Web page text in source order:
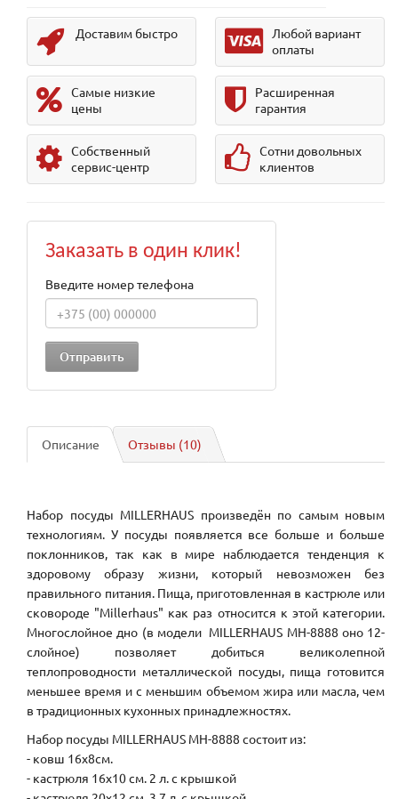
Доставим быстро
Любой вариант
оплаты
Самые низкие
цены
Расширенная
гарантия
Собственный
сервис-центр
Сотни довольных
клиентов
Заказать в один клик!
Введите номер телефона
Описание Отзывы (10)
Набор посуды MILLERHAUS произведён по самым новым
технологиям. У посуды появляется все больше и больше
поклонников, так как в мире наблюдается тенденция к
здоровому образу жизни, который невозможен без
правильного питания. Пища, приготовленная в кастрюле или
сковороде "Millerhaus" как раз относится к этой категории.
Многослойное дно (в модели MILLERHAUS MH-8888 оно 12-
слойное) позволяет добиться великолепной
теплопроводности металлической посуды, пища готовится
меньшее время и с меньшим объемом жира или масла, чем
в традиционных кухонных принадлежностях.
Набор посуды MILLERHAUS MH-8888 состоит из:
- ковш 16х8см.
- кастрюля 16х10 см. 2 л. с крышкой